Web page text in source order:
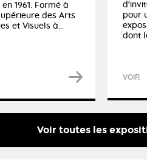
1961. Formé à
des Arts
et Visuels à...
pour
dont
VOIR
Voir toutes les